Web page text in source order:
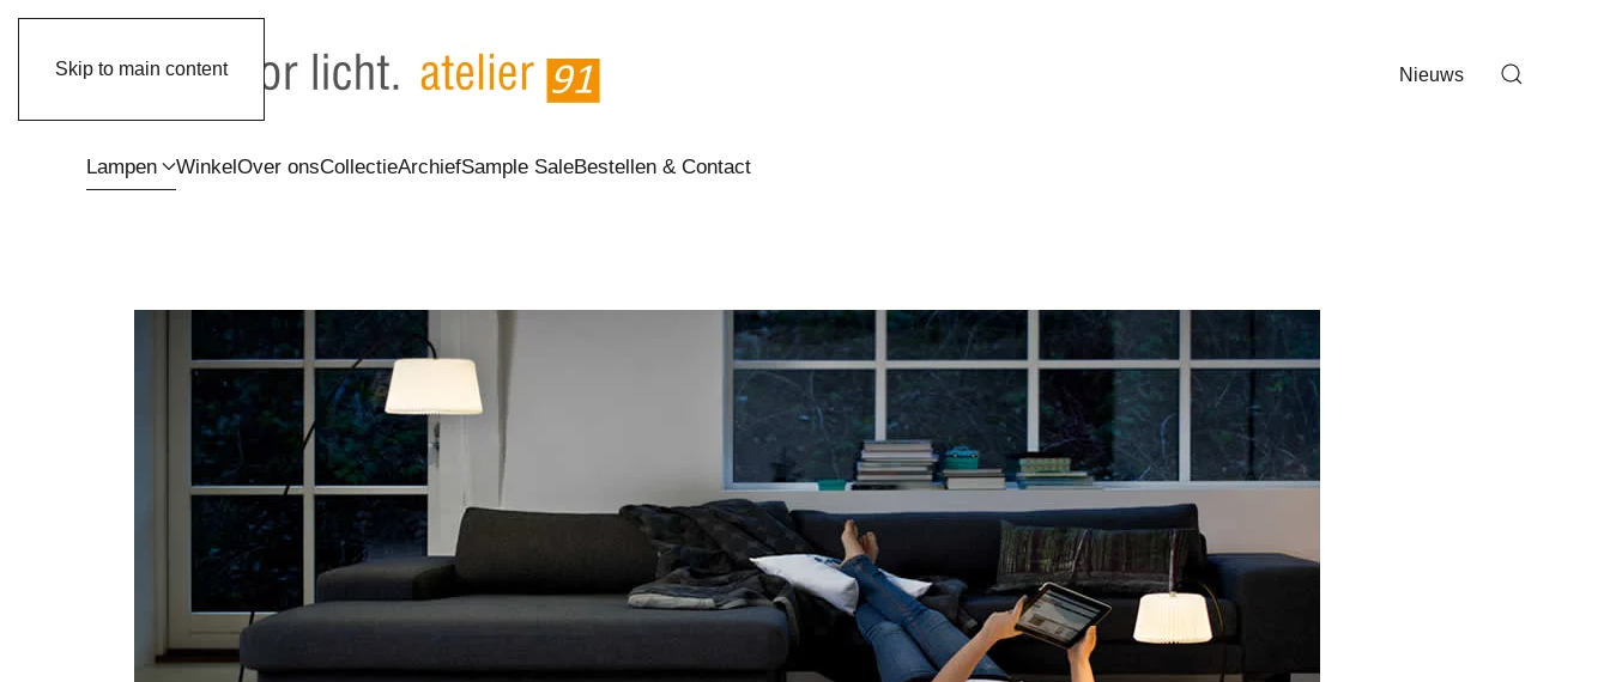
Skip to main content Nieuws
Lampen WinkelOver onsCollectieArchiefSample SaleBestellen & Contact